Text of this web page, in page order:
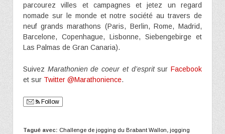
parcourez villes et campagnes et jetez un regard
nomade sur le monde et notre société au travers de
neuf grands marathons (Paris, Berlin, Rome, Madrid,
Barcelone, Copenhague, Lisbonne, Siebengebirge et
Las Palmas de Gran Canaria).
Suivez Marathonien de coeur et d’espritsurFacebook
et sur Twitter @Marathonience.
Follow
Tagué avec: Challenge de jogging du Brabant Wallon, jogging